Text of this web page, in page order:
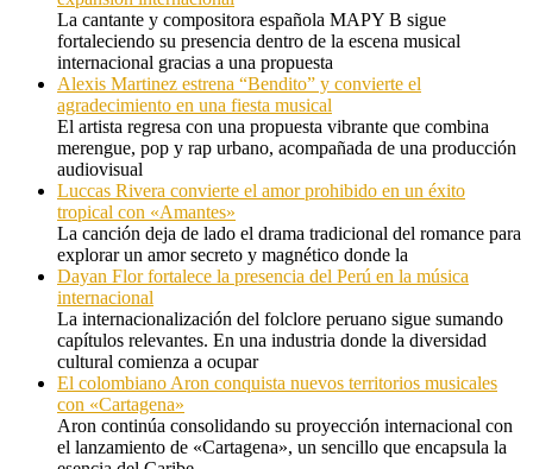
La cantante y compositora española MAPY B sigue
fortaleciendo su presencia dentro de la escena musical
internacional gracias a una propuesta
Alexis Martinez estrena “Bendito” y convierte el
agradecimiento en una fiesta musical
El artista regresa con una propuesta vibrante que combina
merengue, pop y rap urbano, acompañada de una producción
audiovisual
Luccas Rivera convierte el amor prohibido en un éxito
tropical con «Amantes»
La canción deja de lado el drama tradicional del romance para
explorar un amor secreto y magnético donde la
Dayan Flor fortalece la presencia del Perú en la música
internacional
La internacionalización del folclore peruano sigue sumando
capítulos relevantes. En una industria donde la diversidad
cultural comienza a ocupar
El colombiano Aron conquista nuevos territorios musicales
con «Cartagena»
Aron continúa consolidando su proyección internacional con
el lanzamiento de «Cartagena», un sencillo que encapsula la